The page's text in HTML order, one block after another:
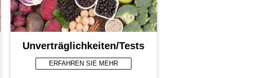
Unverträglichkeiten/Tests
ERFAHREN SIE MEHR